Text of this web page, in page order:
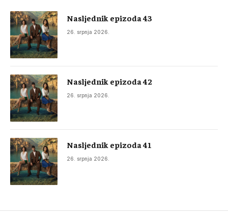
Nasljednik epizoda 43
26. srpnja 2026.
Nasljednik epizoda 42
26. srpnja 2026.
Nasljednik epizoda 41
26. srpnja 2026.